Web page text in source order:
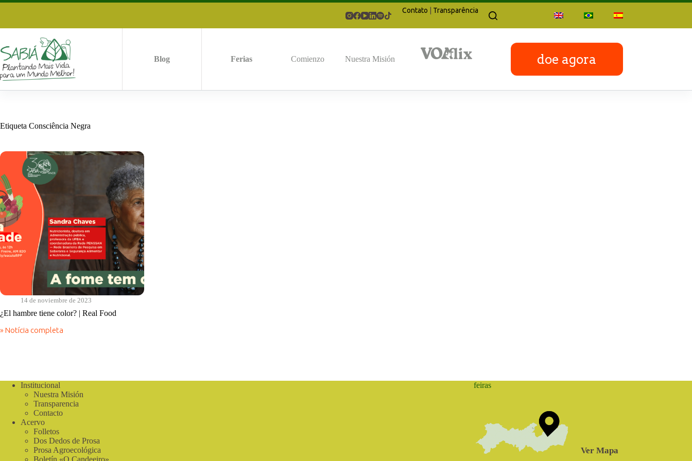
Saltar
Contato | Transparência
Blog Ferias Comienzo Nuestra Misión doe agora
Etiqueta Consciência Negra
14 de noviembre de 2023
¿El hambre tiene color? | Real Food
» Notícia completa
¿El
Food
Institucional
Nuestra Misión
Transparencia
Contacto
Acervo
Folletos
Dos Dedos de Prosa
Prosa Agroecológica
Boletín «O Candeeiro»
feiras
Ver Mapa